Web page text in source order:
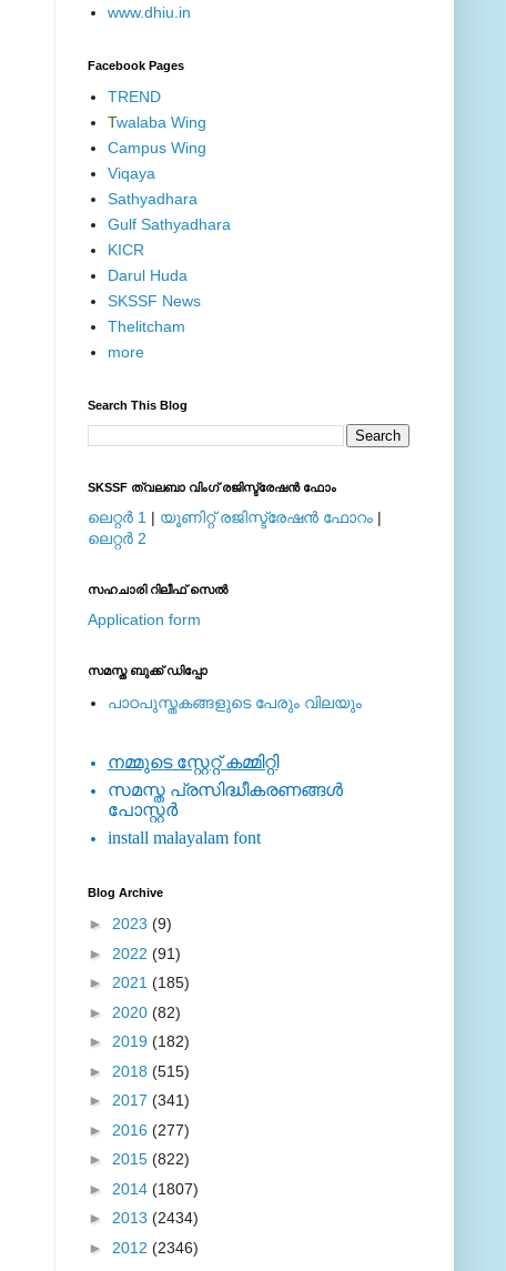
www.dhiu.in
Facebook Pages
TREND
Twalaba Wing
Campus Wing
Viqaya
Sathyadhara
Gulf Sathyadhara
KICR
Darul Huda
SKSSF News
Thelitcham
more
Search This Blog
SKSSF ത്വലബാ വിംഗ് രജിസ്ട്രേഷന്‍ ഫോം
ലെറ്റര്‍ 1 | യൂണിറ്റ് രജിസ്ട്രേഷന്‍ ഫോറം |
ലെറ്റര്‍ 2
സഹചാരി റിലീഫ് സെല്‍
Application form
സമസ്ത ബുക്ക് ഡിപ്പോ
പാഠപുസ്തകങ്ങളുടെ പേരും വിലയും
നമ്മുടെ സ്റ്റേറ്റ് കമ്മിറ്റി
സമസ്ത പ്രസിദ്ധീകരണങ്ങള്‍
പോസ്റ്റര്‍
install malayalam font
Blog Archive
► 2023 (9)
► 2022 (91)
► 2021 (185)
► 2020 (82)
► 2019 (182)
► 2018 (515)
► 2017 (341)
► 2016 (277)
► 2015 (822)
► 2014 (1807)
► 2013 (2434)
► 2012 (2346)